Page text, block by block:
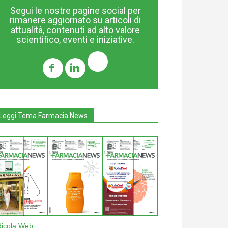
Segui le nostre pagine social per
rimanere aggiornato su articoli di
attualità, contenuti ad alto valore
scientifico, eventi e iniziative.
Tema Farmacia News
Web